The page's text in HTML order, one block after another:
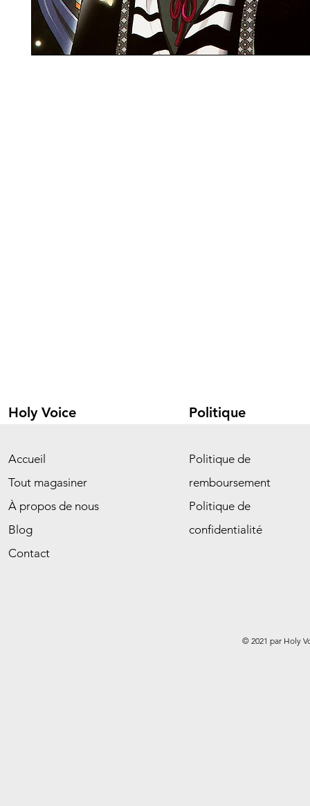
Holy Voice
Accueil
Tout magasiner
À propos de nous
Blog
Contact
Politique
Politique de
remboursement
Politique de
confidentialité
© 2021 par Holy